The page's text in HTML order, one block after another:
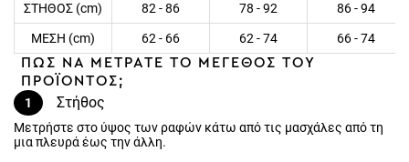
ΣΤΗΘΟΣ (cm) 82 - 86 78 - 92 86 - 94
ΜΕΣΗ (cm) 62 - 66 62 - 74
66 - 74
ΠΩΣ ΝΑ ΜΕΤΡΑΤΕ ΤΟ ΜΕΓΕΘΟΣ ΤΟΥ
ΠΡΟΪΟΝΤΟΣ;
1
Στήθος
Μετρήστε στο ύψος των ραφών κάτω από τις μασχάλες από τη
μια πλευρά έως την άλλη.